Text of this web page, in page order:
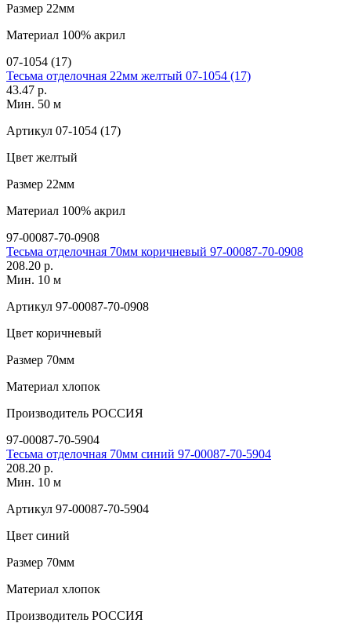
Размер 22мм
Материал 100% акрил
07-1054 (17)
Тесьма отделочная 22мм желтый 07-1054 (17)
43.47 р.
Мин. 50 м
Артикул 07-1054 (17)
Цвет желтый
Размер 22мм
Материал 100% акрил
97-00087-70-0908
Тесьма отделочная 70мм коричневый 97-00087-70-0908
208.20 р.
Мин. 10 м
Артикул 97-00087-70-0908
Цвет коричневый
Размер 70мм
Материал хлопок
Производитель РОССИЯ
97-00087-70-5904
Тесьма отделочная 70мм синий 97-00087-70-5904
208.20 р.
Мин. 10 м
Артикул 97-00087-70-5904
Цвет синий
Размер 70мм
Материал хлопок
Производитель РОССИЯ